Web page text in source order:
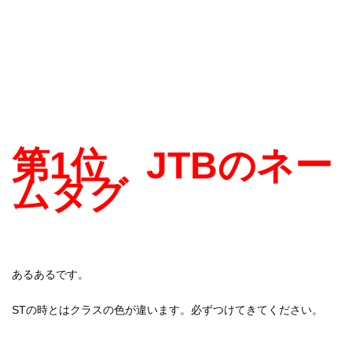
第1位 JTBのネー
ムタグ
あるあるです。
STの時とはクラスの色が違います。必ずつけてきてください。